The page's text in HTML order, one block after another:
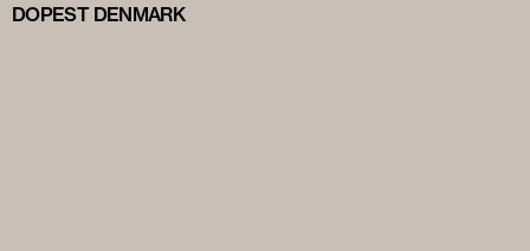
DOPEST DENMARK